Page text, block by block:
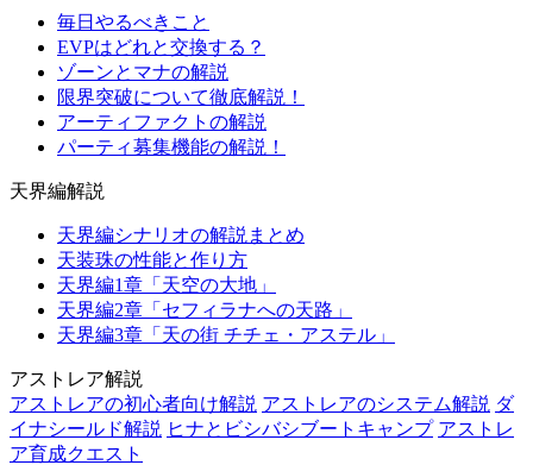
毎日やるべきこと
EVPはどれと交換する？
ゾーンとマナの解説
限界突破について徹底解説！
アーティファクトの解説
パーティ募集機能の解説！
天界編解説
天界編シナリオの解説まとめ
天装珠の性能と作り方
天界編1章「天空の大地」
天界編2章「セフィラナへの天路」
天界編3章「天の街 チチェ・アステル」
アストレア解説
アストレアの初心者向け解説 アストレアのシステム解説 ダ
イナシールド解説 ヒナとビシバシブートキャンプ アストレ
ア育成クエスト